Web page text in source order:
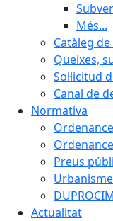
Més...
Catàleg
Queixes,
Sol·licitud
Canal de
Normativa
Preus
Urbanisme
DUPROCIM
Actualitat